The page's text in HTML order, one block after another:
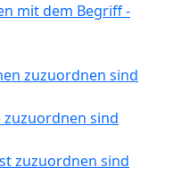
mit dem Begriff -
zuzuordnen sind
sind
zuzuordnen sind